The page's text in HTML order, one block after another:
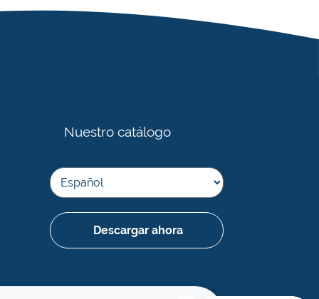
Nuestro catálogo
Descargar ahora